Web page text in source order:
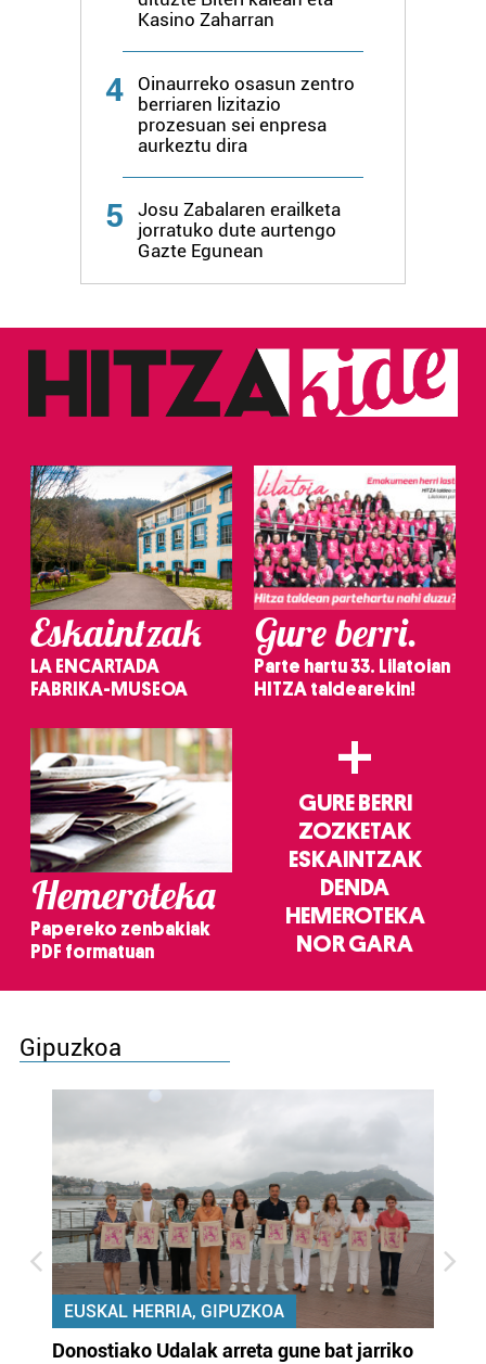
Bazkide batzuek ez dizute baimenik eskatzen, eta beren
interes komertzial legitimoetan babesten dira. Ikusi gure
bazkideen zerrenda, beren ustez zein helburutarako
duten interes legitimoa eta horren aurka nola egin
Lortu zure datu pertsonalak prozesatzeko moduari
buruzko informazio gehiago eta ezarri zure lehentasunak
datuen atalean. Edozein unetan alda edo ken dezakezu
zure baimena Cookieen adierazpenean.
fitxategiak erabiltzen ditu. Zure esperientzia eta
zerbitzuak hobetzeko asmoz, cookie teknologiaz
baliatzen gara. Ohar hau onartuz gero, teknologia hori
irakurri
Kasino Zaharran
4
Oinaurreko osasun zentro
berriaren lizitazio
prozesuan sei enpresa
aurkeztu dira
5
Josu Zabalaren erailketa
jorratuko dute aurtengo
Gazte Egunean
Eskaintzak
LA ENCARTADA
FABRIKA-MUSEOA
Gure berri.
Parte hartu 33. Lilatoian
HITZA taldearekin!
Hemeroteka
Papereko zenbakiak
PDF formatuan
+
GURE BERRI
ZOZKETAK
ESKAINTZAK
DENDA
HEMEROTEKA
NOR GARA
Gipuzkoa
EUSKAL HERRIA, GIPUZKOA
Donostiako Udalak arreta gune bat jarriko